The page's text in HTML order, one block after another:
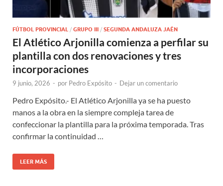
FÚTBOL PROVINCIAL / GRUPO III / SEGUNDA ANDALUZA JAÉN
El Atlético Arjonilla comienza a perfilar su
plantilla con dos renovaciones y tres
incorporaciones
9 junio, 2026 - por Pedro Expósito - Dejar un comentario
Pedro Expósito.- El Atlético Arjonilla ya se ha puesto
manos a la obra en la siempre compleja tarea de
confeccionar la plantilla para la próxima temporada. Tras
confirmar la continuidad …
LEER MÁS